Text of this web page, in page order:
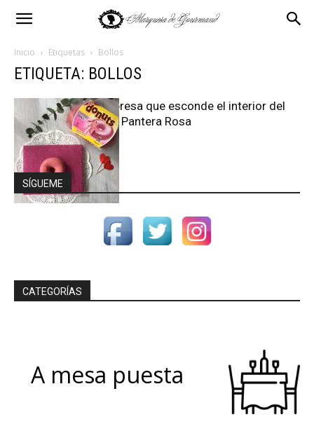
Inicio Etiquetas Bollos
ETIQUETA: BOLLOS
La sorpresa que esconde el interior del
Donuts Pantera Rosa
SÍGUEME
CATEGORÍAS
A mesa puesta